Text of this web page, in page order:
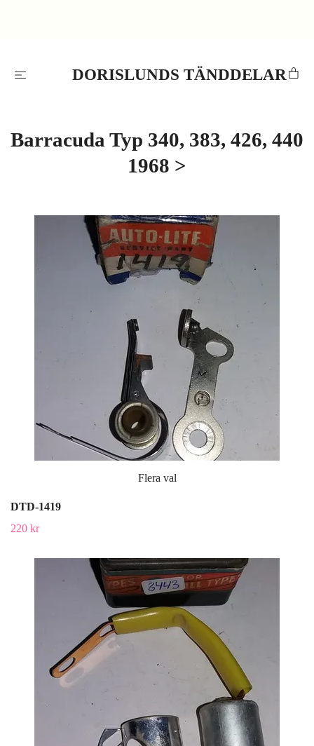
DORISLUNDS TÄNDDELAR
Barracuda Typ 340, 383, 426, 440
1968 >
Flera val
DTD-1419
220 kr